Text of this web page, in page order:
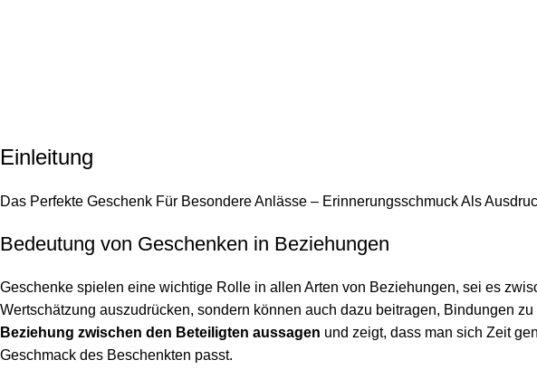
Einleitung
Das Perfekte Geschenk Für Besondere Anlässe – Erinnerungsschmuck Als
Bedeutung von Geschenken in Beziehungen
Geschenke spielen eine wichtige Rolle in allen Arten von Beziehungen, sei es
Wertschätzung auszudrücken, sondern können auch dazu beitragen, Bindungen
Beziehung zwischen den Beteiligten aussagen und zeigt, dass man sich Zeit
Geschmack des Beschenkten passt.